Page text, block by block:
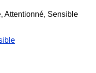
Attentionné, Sensible